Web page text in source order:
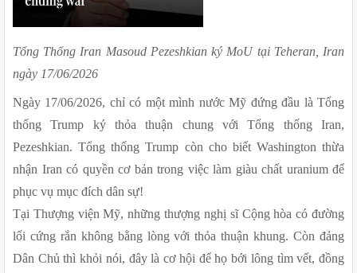
Tổng Thống Iran Masoud Pezeshkian ký MoU tại Teheran, Iran
ngày 17/06/2026
Ngày 17/06/2026, chỉ có một mình nước Mỹ đứng đầu là Tổng
thống Trump ký thỏa thuận chung với Tổng thống Iran,
Pezeshkian. Tổng thống Trump còn cho biết Washington thừa
nhận Iran có quyền cơ bản trong việc làm giàu chất uranium để
phục vụ mục đích dân sự!
Tại Thượng viện Mỹ, những thượng nghị sĩ Cộng hòa có đường
lối cứng rắn không bằng lòng với thỏa thuận khung. Còn đảng
Dân Chủ thì khỏi nói, đây là cơ hội để họ bới lông tìm vết, đồng